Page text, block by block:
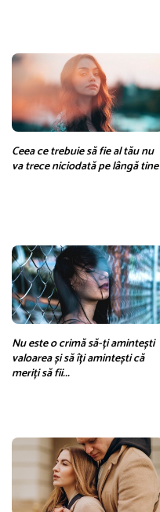
Ceea ce trebuie să fie al tău nu
va trece niciodată pe lângă tine
Nu este o crimă să-ți amintești
valoarea și să îți amintești că
meriți să fii...